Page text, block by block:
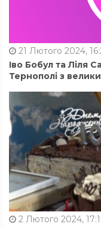
21 Лютого 2024,
Іво Бобул та Ліля
Тернополі з
2 Лютого 2024,